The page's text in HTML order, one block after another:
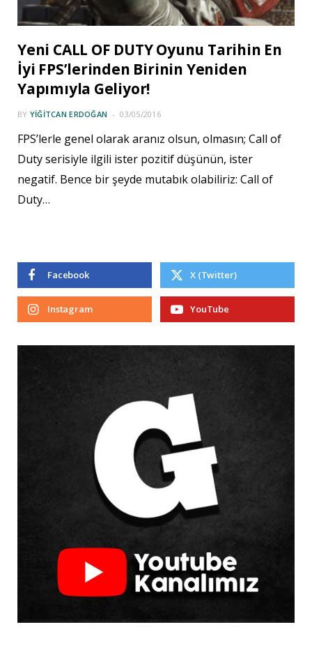
Yeni CALL OF DUTY Oyunu Tarihin En
İyi FPS’lerinden Birinin Yeniden
Yapımıyla Geliyor!
BY YIĞITCAN ERDOĞAN 03/05/2016
FPS’lerle genel olarak aranız olsun, olmasın; Call of
Duty serisiyle ilgili ister pozitif düşünün, ister
negatif. Bence bir şeyde mutabık olabiliriz: Call of
Duty…
Facebook X (Twitter)
Instagram YouTube